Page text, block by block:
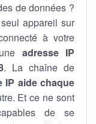
de données ?
appareil sur
à votre
adresse IP
. La chaîne de
IP aide chaque
Et ce ne sont
de se